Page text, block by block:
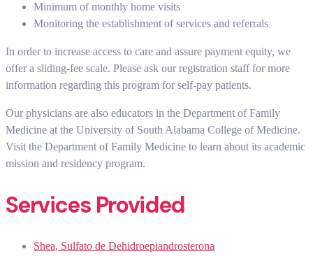
Minimum of monthly home visits
Monitoring the establishment of services and referrals
In order to increase access to care and assure payment equity, we
offer a sliding-fee scale. Please ask our registration staff for more
information regarding this program for self-pay patients.
Our physicians are also educators in the Department of Family
Medicine at the University of South Alabama College of Medicine.
Visit the Department of Family Medicine to learn about its academic
mission and residency program.
Services Provided
Shea, Sulfato de Dehidroepiandrosterona